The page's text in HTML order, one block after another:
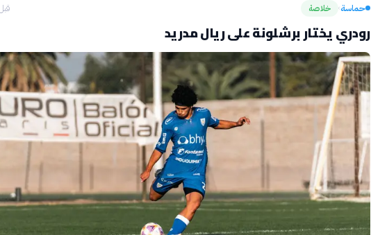
حماسة› خلاصة قبل 30
رودري يختار برشلونة على ريال مدريد